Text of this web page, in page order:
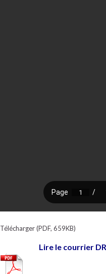
Télécharger (PDF, 659KB)
Lire le courrier